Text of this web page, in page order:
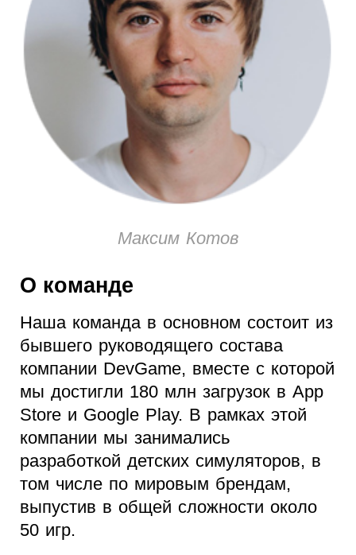
Максим Котов
О команде
Наша команда в основном состоит из
бывшего руководящего состава
компании DevGame, вместе с которой
мы достигли 180 млн загрузок в App
Store и Google Play. В рамках этой
компании мы занимались
разработкой детских симуляторов, в
том числе по мировым брендам,
выпустив в общей сложности около
50 игр.